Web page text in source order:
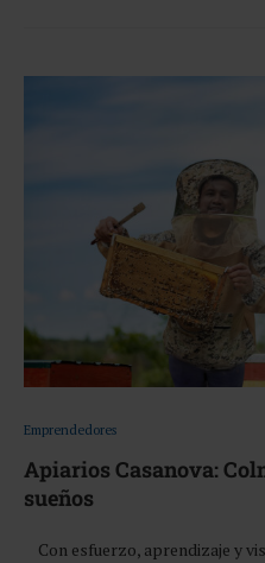
Emprendedores
Apiarios Casanova:
sueños
Con esfuerzo, aprendizaje y